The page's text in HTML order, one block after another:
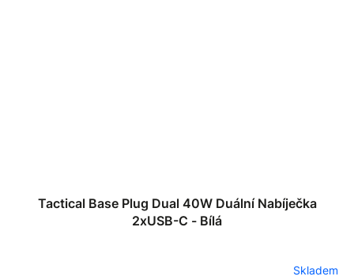
Tactical Base Plug Dual 40W Duální Nabíječka
2xUSB-C - Bílá
Skladem